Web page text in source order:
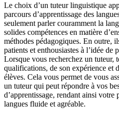
Le choix d’un tuteur linguistique
parcours d’apprentissage des
seulement parler couramment la
solides compétences en matière
méthodes pédagogiques. En outre,
patients et enthousiastes à l’idée de
Lorsque vous recherchez un tuteur,
qualifications, de son expérience et
élèves. Cela vous permet de vous
un tuteur qui peut répondre à vos
d’apprentissage, rendant ainsi votre
langues fluide et agréable.